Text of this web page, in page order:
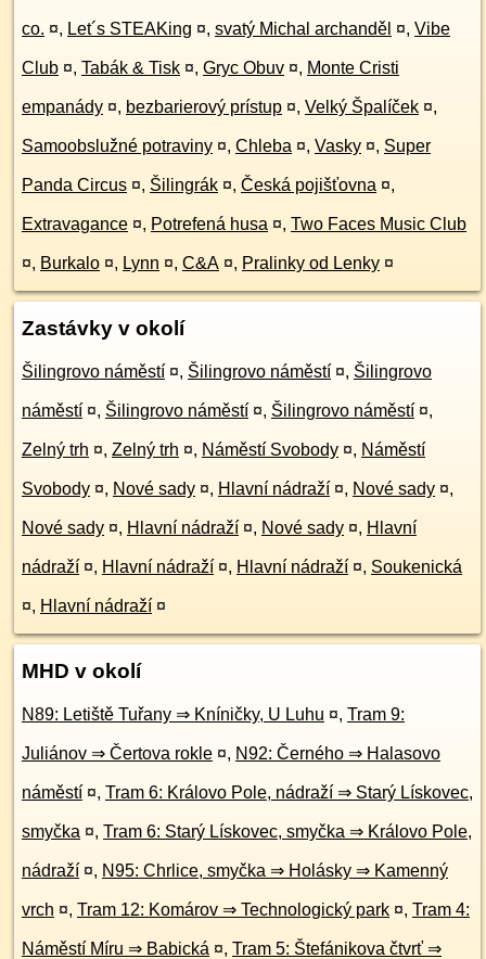
co. ¤, Let´s STEAKing ¤, svatý Michal archanděl ¤, Vibe
Club ¤, Tabák & Tisk ¤, Gryc Obuv ¤, Monte Cristi
empanády ¤, bezbarierový prístup ¤, Velký Špalíček ¤,
Samoobslužné potraviny ¤, Chleba ¤, Vasky ¤, Super
Panda Circus ¤, Šilingrák ¤, Česká pojišťovna ¤,
Extravagance ¤, Potrefená husa ¤, Two Faces Music Club
¤, Burkalo ¤, Lynn ¤, C&A ¤, Pralinky od Lenky ¤
Zastávky v okolí
Šilingrovo náměstí ¤, Šilingrovo náměstí ¤, Šilingrovo
náměstí ¤, Šilingrovo náměstí ¤, Šilingrovo náměstí ¤,
Zelný trh ¤, Zelný trh ¤, Náměstí Svobody ¤, Náměstí
Svobody ¤, Nové sady ¤, Hlavní nádraží ¤, Nové sady ¤,
Nové sady ¤, Hlavní nádraží ¤, Nové sady ¤, Hlavní
nádraží ¤, Hlavní nádraží ¤, Hlavní nádraží ¤, Soukenická
¤, Hlavní nádraží ¤
MHD v okolí
N89: Letiště Tuřany ⇒ Kníničky, U Luhu ¤, Tram 9:
Juliánov ⇒ Čertova rokle ¤, N92: Černého ⇒ Halasovo
náměstí ¤, Tram 6: Královo Pole, nádraží ⇒ Starý Lískovec,
smyčka ¤, Tram 6: Starý Lískovec, smyčka ⇒ Královo Pole,
nádraží ¤, N95: Chrlice, smyčka ⇒ Holásky ⇒ Kamenný
vrch ¤, Tram 12: Komárov ⇒ Technologický park ¤, Tram 4:
Náměstí Míru ⇒ Babická ¤, Tram 5: Štefánikova čtvrť ⇒